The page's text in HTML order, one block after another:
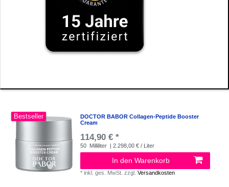
Bestseller
DOCTOR BABOR Collagen-Peptide Booster
Cream
114,90 € *
50 Milliliter | 2.298,00 € / Liter
In den Warenkorb
*inkl. ges. MwSt. zzgl.Versandkosten